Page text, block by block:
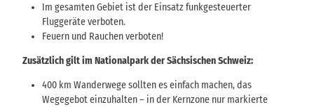
Im gesamten Gebiet ist der Einsatz funkgesteuerter
Fluggeräte verboten.
Feuern und Rauchen verboten!
Zusätzlich gilt im Nationalpark der Sächsischen Schweiz:
400 km Wanderwege sollten es einfach machen, das
Wegegebot einzuhalten – in der Kernzone nur markierte